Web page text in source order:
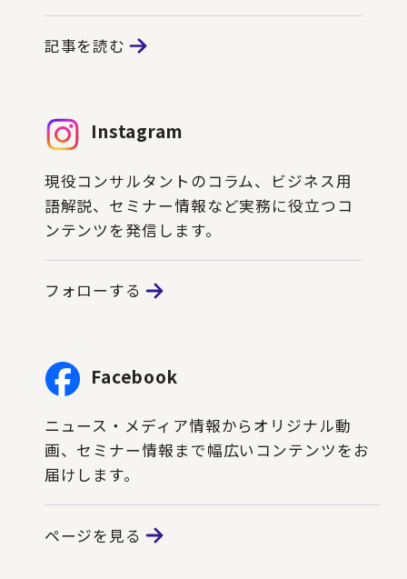
記事を読む
Instagram
現役コンサルタントのコラム、ビジネス用
語解説、セミナー情報など実務に役立つコ
ンテンツを発信します。
フォローする
Facebook
ニュース・メディア情報からオリジナル動
画、セミナー情報まで幅広いコンテンツをお
届けします。
ページを見る